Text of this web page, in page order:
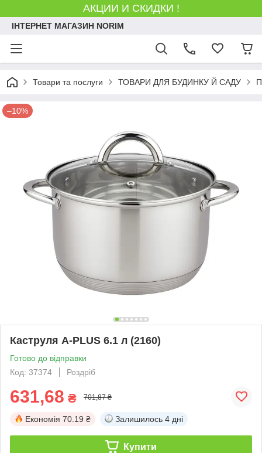
АКЦИИ И СКИДКИ !
ІНТЕРНЕТ МАГАЗИН NORIM
Товари та послуги ТОВАРИ ДЛЯ БУДИНКУ Й САДУ
–10%
Каструля A-PLUS 6.1 л (2160)
Готово до відправки
Код: 37374
Роздріб
631,68 ₴ 701,87 ₴
Економія 70.19 ₴ Залишилось 4 дні
Купити